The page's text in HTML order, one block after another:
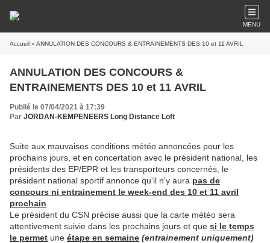
MENU
Accueil » ANNULATION DES CONCOURS & ENTRAINEMENTS DES 10 et 11 AVRIL
ANNULATION DES CONCOURS &
ENTRAINEMENTS DES 10 et 11 AVRIL
Publié le 07/04/2021 à 17:39
Par JORDAN-KEMPENEERS Long Distance Loft
Suite aux mauvaises conditions météo annoncées pour les
prochains jours, et en concertation avec le président national, les
présidents des EP/EPR et les transporteurs concernés, le
président national sportif annonce qu'il n'y aura pas de
concours ni entrainement le week-end des 10 et 11 avril
prochain
Le président du CSN précise aussi que la carte météo sera
attentivement suivie dans les prochains jours et que si le temps
le permet une étape en semaine (entrainement uniquement)